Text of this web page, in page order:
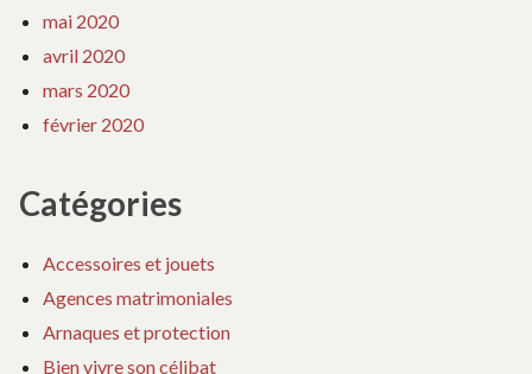
mai 2020
avril 2020
mars 2020
février 2020
Catégories
Accessoires et jouets
Agences matrimoniales
Arnaques et protection
Bien vivre son célibat